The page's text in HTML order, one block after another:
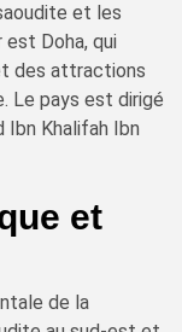
et les
est Doha, qui
des attractions
Le pays est dirigé
Ibn Khalifah Ibn
et
de la